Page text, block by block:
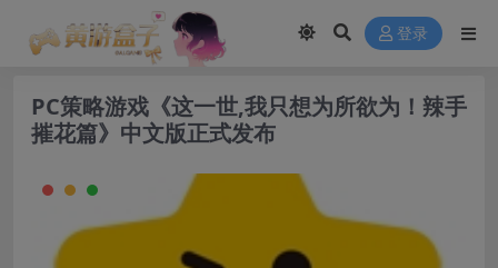
登录
PC策略游戏《这一世,我只想为所欲为！辣手
摧花篇》中文版正式发布